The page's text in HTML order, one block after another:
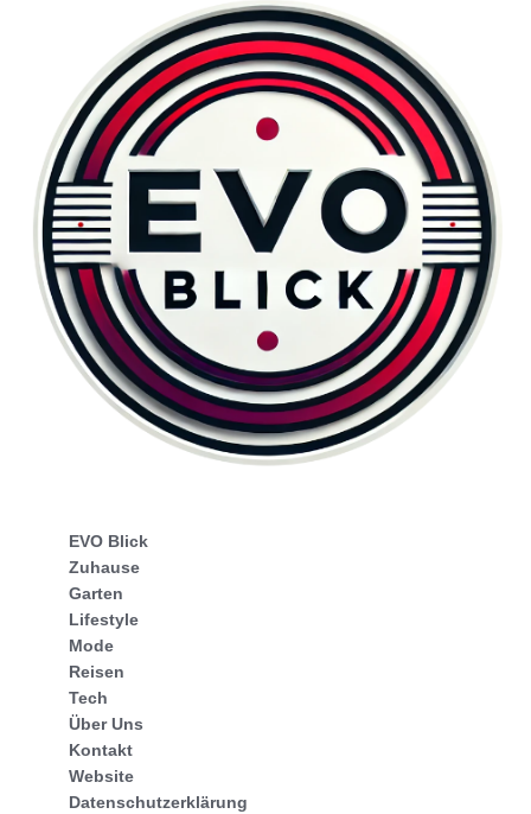
EVO Blick
Zuhause
Garten
Lifestyle
Mode
Reisen
Tech
Über Uns
Kontakt
Website
Datenschutzerklärung